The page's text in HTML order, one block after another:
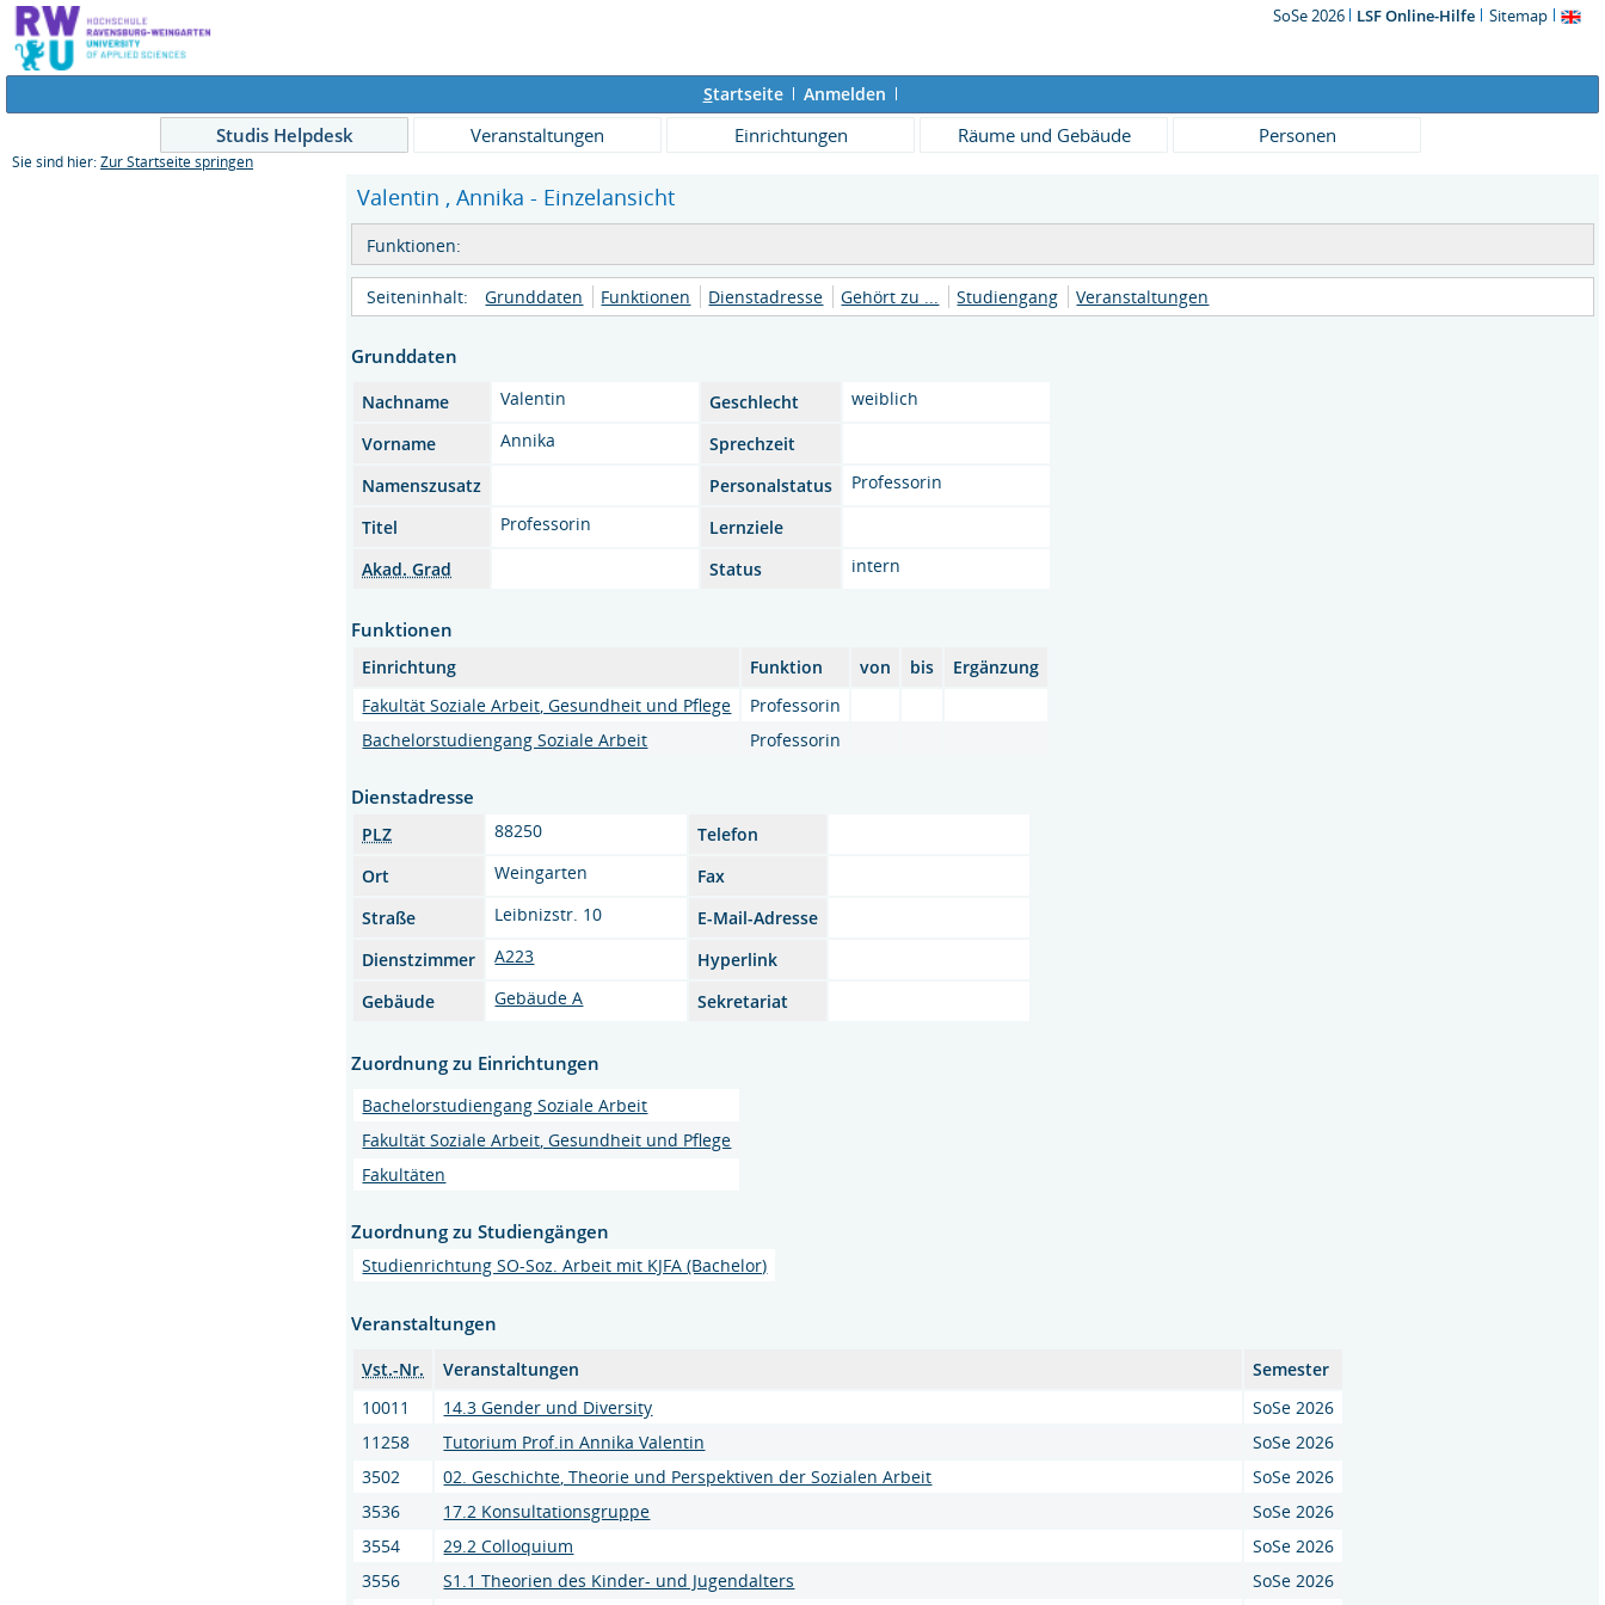
SoSe 2026 LSF Online-Hilfe Sitemap
Startseite Anmelden
Studis Helpdesk Veranstaltungen Einrichtungen Räume und Gebäude Personen
Sie sind hier: Zur Startseite springen
Valentin , Annika - Einzelansicht
Funktionen:
Seiteninhalt: Grunddaten Funktionen Dienstadresse Gehört zu ... Studiengang Veranstaltungen
Grunddaten
Nachname Valentin Geschlecht
weiblich
Vorname
Annika
Sprechzeit
Namenszusatz
Personalstatus
Professorin
Titel
Professorin
Lernziele
Akad. Grad
Status intern
Funktionen
Einrichtung Funktion von bis
Ergänzung
Fakultät Soziale Arbeit, Gesundheit und Pflege
Professorin
Bachelorstudiengang Soziale Arbeit
Professorin
Dienstadresse
PLZ 88250
Telefon
Ort
Weingarten
Fax
Straße
Leibnizstr. 10
E-Mail-Adresse
Dienstzimmer
A223
Hyperlink
Gebäude
Gebäude A Sekretariat
Zuordnung zu Einrichtungen
Bachelorstudiengang Soziale Arbeit
Fakultät Soziale Arbeit, Gesundheit und Pflege
Fakultäten
Zuordnung zu Studiengängen
Studienrichtung SO-Soz. Arbeit mit KJFA (Bachelor)
Veranstaltungen
Vst.-Nr. Veranstaltungen
Semester
10011
14.3 Gender und Diversity
SoSe 2026
11258
Tutorium Prof.in Annika Valentin
SoSe 2026
3502
02. Geschichte, Theorie und Perspektiven der Sozialen Arbeit
SoSe 2026
3536
17.2 Konsultationsgruppe
SoSe 2026
3554
29.2 Colloquium
SoSe 2026
3556
S1.1 Theorien des Kinder- und Jugendalters
SoSe 2026